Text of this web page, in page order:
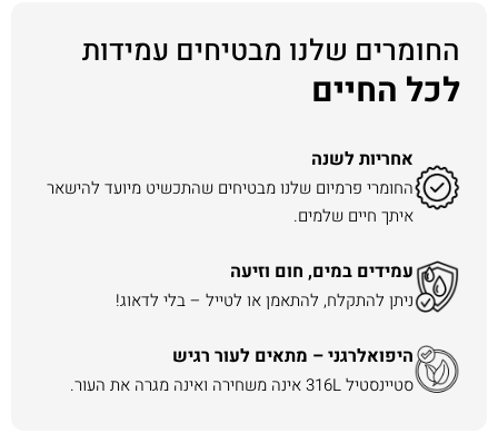
החומרים שלנו מבטיחים עמידות
לכל החיים
אחריות לשנה
החומרי פרמיום שלנו מבטיחים שהתכשיט מיועד להישאר
איתך חיים שלמים.
עמידים במים, חום וזיעה
ניתן להתקלח, להתאמן או לטייל – בלי לדאוג!
היפואלרגני – מתאים לעור רגיש
סטיינסטיל 316L אינה משחירה ואינה מגרה את העור.